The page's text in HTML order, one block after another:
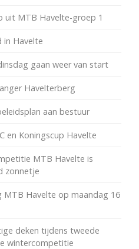
uit MTB Havelte-groep 1
in Havelte
gaan weer van start
Havelterberg
aan bestuur
en Koningscup Havelte
MTB Havelte is
zonnetje
MTB Havelte op maandag 16
deken tijdens tweede
wintercompetitie